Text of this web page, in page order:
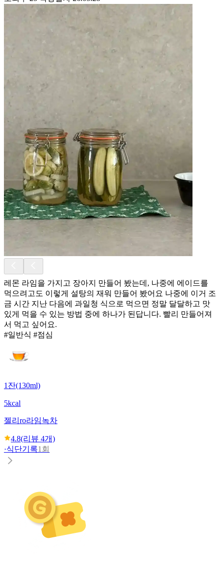
레몬 라임을 가지고 장아지 만들어 봤는데, 나중에 에이드를
먹으려고도 이렇게 설탕의 재워 만들어 봤어요 나중에 이거 조
금 시간 지난 다음에 과일청 식으로 먹으면 정말 달달하고 맛
있게 먹을 수 있는 방법 중에 하나가 된답니다. 빨리 만들어져
서 먹고 싶어요.
#일반식 #점심
1잔(130ml)
5kcal
젤리ro라임녹차
4.8(리뷰 4개)
·식단기록1회